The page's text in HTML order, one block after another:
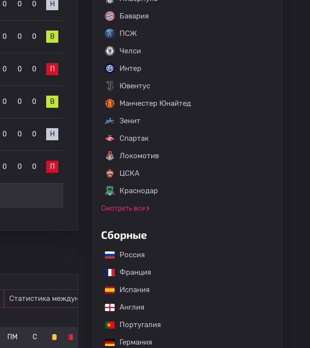
0 0 0 Н
0 0 0 В
0 0 0 П
0 0 0 В
0 0 0 Н
0 0 0 П
Статистика международных матчей
ПМ С
Бавария
ПСЖ
Челси
Интер
Ювентус
Манчестер Юнайтед
Зенит
Спартак
Локомотив
ЦСКА
Краснодар
Смотреть все
Сборные
Россия
Франция
Испания
Англия
Португалия
Германия